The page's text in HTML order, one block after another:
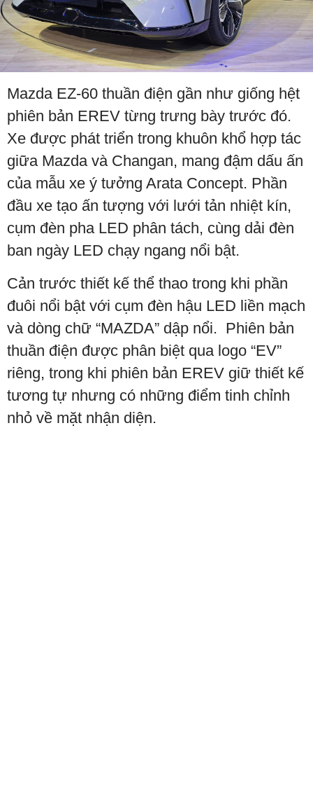
Mazda EZ-60 thuần điện gần như giống hệt
phiên bản EREV từng trưng bày trước đó.
Xe được phát triển trong khuôn khổ hợp tác
giữa Mazda và Changan, mang đậm dấu ấn
của mẫu xe ý tưởng Arata Concept. Phần
đầu xe tạo ấn tượng với lưới tản nhiệt kín,
cụm đèn pha LED phân tách, cùng dải đèn
ban ngày LED chạy ngang nổi bật.
Cản trước thiết kế thể thao trong khi phần
đuôi nổi bật với cụm đèn hậu LED liền mạch
và dòng chữ “MAZDA” dập nổi. Phiên bản
thuần điện được phân biệt qua logo “EV”
riêng, trong khi phiên bản EREV giữ thiết kế
tương tự nhưng có những điểm tinh chỉnh
nhỏ về mặt nhận diện.